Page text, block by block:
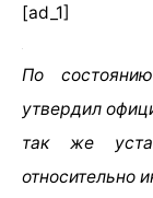
[ad_1]
По
утвердил
так же
относительно